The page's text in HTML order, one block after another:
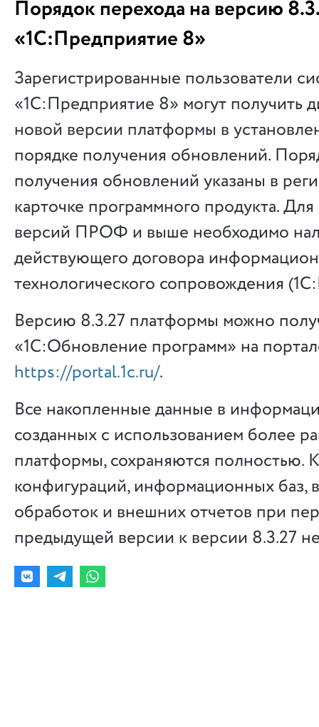
Порядок перехода на версию
«1С:Предприятие 8»
Зарегистрированные пользователи
«1С:Предприятие 8» могут получить
новой версии платформы в
порядке получения обновлений.
получения обновлений указаны в
карточке программного продукта.
версий ПРОФ и выше необходимо
действующего договора
технологического сопровождения
Версию 8.3.27 платформы можно
«1С:Обновление программ» на
https://portal.1c.ru/.
Все накопленные данные в
созданных с использованием более
платформы, сохраняются полностью.
конфигураций, информационных баз,
обработок и внешних отчетов при
предыдущей версии к версии 8.3.27